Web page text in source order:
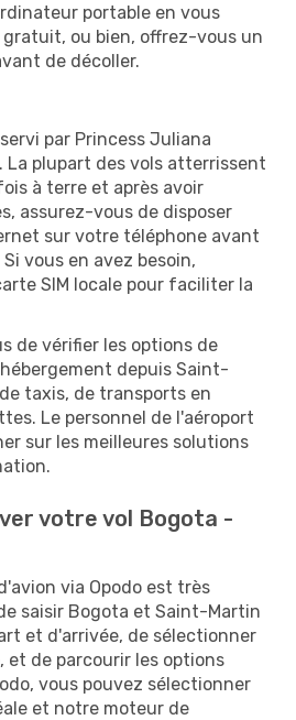
portable en vous
ou bien, offrez-vous un
de décoller.
par Princess Juliana
plupart des vols atterrissent
à terre et après avoir
assurez-vous de disposer
sur votre téléphone avant
vous en avez besoin,
SIM locale pour faciliter la
de vérifier les options de
depuis Saint-
taxis, de transports en
Le personnel de l'aéroport
sur les meilleures solutions
votre vol Bogota -
via Opodo est très
saisir Bogota et Saint-Martin
et d'arrivée, de sélectionner
et de parcourir les options
vous pouvez sélectionner
et notre moteur de